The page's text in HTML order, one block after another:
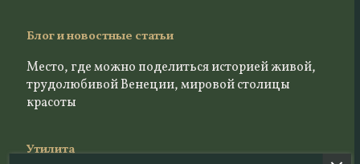
Блог и новостные статьи
Место, где можно поделиться историей живой,
трудолюбивой Венеции, мировой столицы
красоты
Утилита